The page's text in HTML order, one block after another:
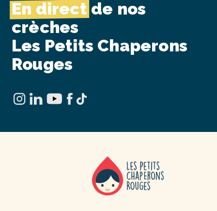
En directde nos
crèches
Les Petits Chaperons
Rouges